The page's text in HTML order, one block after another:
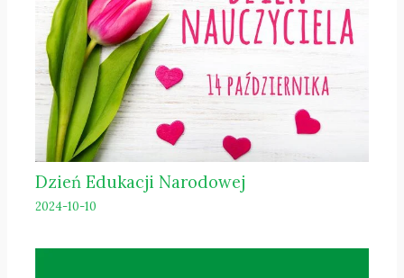
Dzień Edukacji Narodowej
2024-10-10